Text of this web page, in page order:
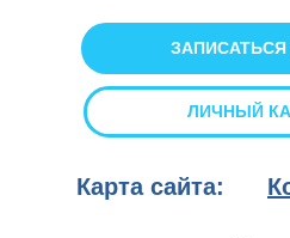
Карта сайта:
ЗАПИСАТЬСЯ
ЛИЧНЫЙ